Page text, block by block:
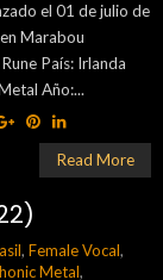
el 01 de julio de
Marabou
País: Irlanda
Año:...
Read More
, Female Vocal,
Metal,